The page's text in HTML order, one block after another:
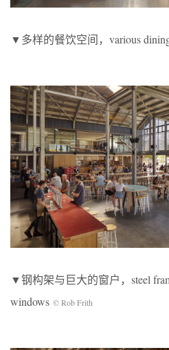
▼多样的餐饮空间，various
▼钢构架与巨大的窗户，steel
windows © Rob Frith